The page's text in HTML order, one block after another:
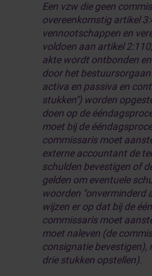
Een vzw die geen
overeenkomstig artikel
vennootschappen en
voldoen aan artikel
akte wordt ontbonden
door het
activa en passiva en
stukken") worden
doen op de
moet bij de
commissaris moet
externe accountant de
schulden bevestigen of
gelden om eventuele
woorden "onverminderd
wijzen er op dat bij de
commissaris moet
moet naleven (de
consignatie bevestigen),
drie stukken opstellen).